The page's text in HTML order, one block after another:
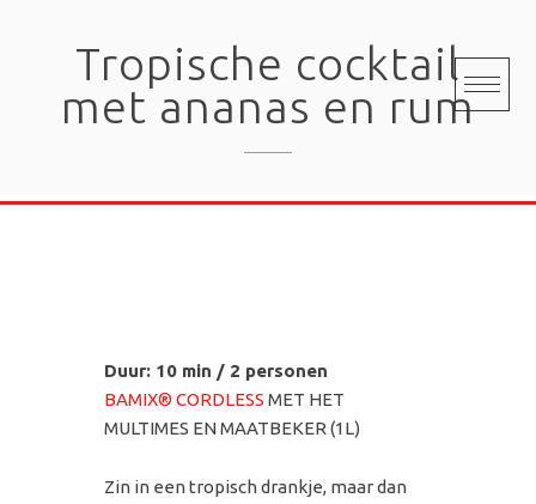
Tropische cocktail
met ananas en rum
Duur: 10 min / 2 personen
BAMIX® CORDLESS MET HET
MULTIMES EN MAATBEKER (1L)
Zin in een tropisch drankje, maar dan